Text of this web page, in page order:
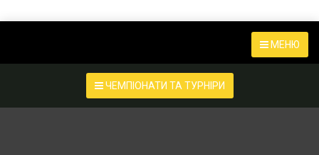
МЕНЮ
ЧЕМПІОНАТИ ТА ТУРНІРИ